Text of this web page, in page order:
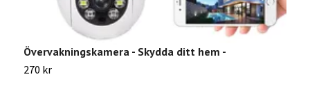
Övervakningskamera - Skydda ditt hem -
270 kr